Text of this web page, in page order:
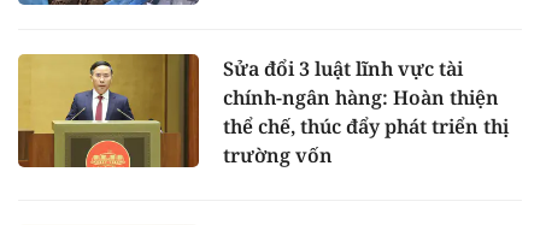
Sửa đổi 3 luật lĩnh vực tài
chính-ngân hàng: Hoàn thiện
thể chế, thúc đẩy phát triển thị
trường vốn